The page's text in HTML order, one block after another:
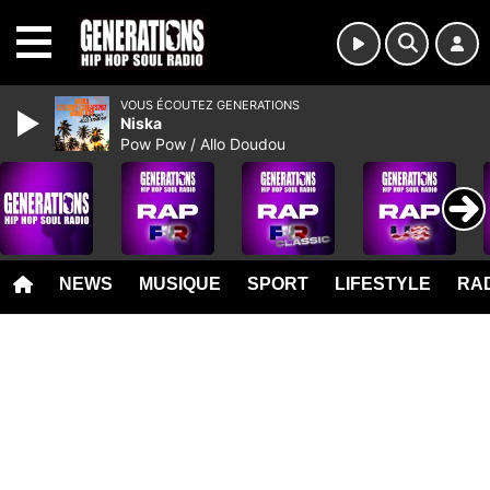
NEWS MUSIQUE SPORT LIFESTYLE
VOUS ÉCOUTEZ GENERATIONS
Niska
Pow Pow / Allo Doudou